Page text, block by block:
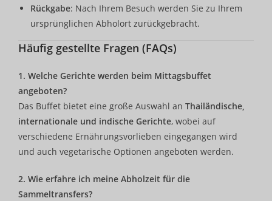
Rückgabe: Nach Ihrem Besuch werden Sie zu Ihrem
ursprünglichen Abholort zurückgebracht.
Häufig gestellte Fragen (FAQs)
1. Welche Gerichte werden beim Mittagsbuffet
angeboten?
Das Buffet bietet eine große Auswahl an Thailändische,
internationale und indische Gerichte, wobei auf
verschiedene Ernährungsvorlieben eingegangen wird
und auch vegetarische Optionen angeboten werden.
2. Wie erfahre ich meine Abholzeit für die
Sammeltransfers?